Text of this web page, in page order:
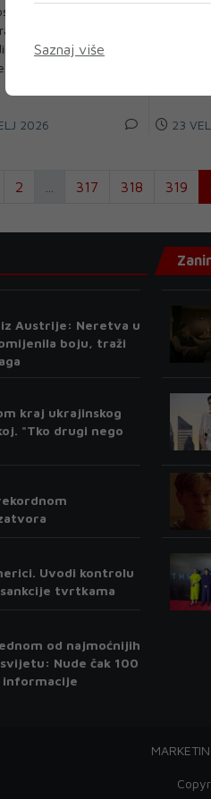
Nemesio Rubén
Cervantes, poznat
El Mencho,
jučer u ope...
2026 23
2 317 318 319
Saznaj više
Austrije: Neretva u
boju, traži
kraj ukrajinskog
"Tko drugi nego
Uvodi kontrolu
tvrtkama
od najmoćnijih
Nude čak 100
informacije